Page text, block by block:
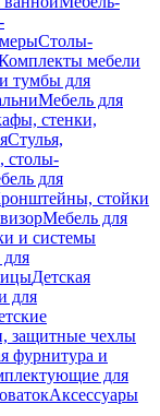
Столы-
мебели
тумбы для
Мебель для
стенки,
Стулья,
столы-
для
стойки
Мебель для
и системы
Детская
для
защитные чехлы
фурнитура и
для
Аксессуары